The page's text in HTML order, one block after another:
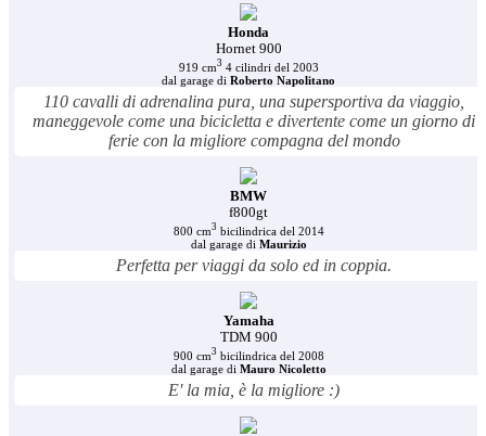
Honda
Hornet 900
919 cm3 4 cilindri del 2003
dal garage di Roberto Napolitano
110 cavalli di adrenalina pura, una supersportiva da viaggio,
maneggevole come una bicicletta e divertente come un giorno di
ferie con la migliore compagna del mondo
BMW
f800gt
800 cm3 bicilindrica del 2014
dal garage di Maurizio
Perfetta per viaggi da solo ed in coppia.
Yamaha
TDM 900
900 cm3 bicilindrica del 2008
dal garage di Mauro Nicoletto
E' la mia, è la migliore :)